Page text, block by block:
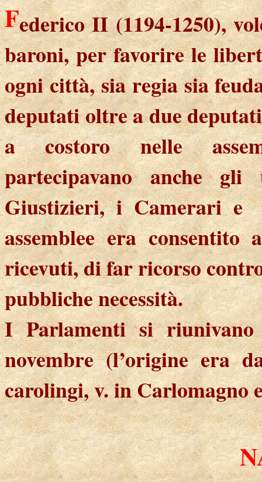
Federico II (1194-1250),
baroni, per favorire le
ogni città, sia regia sia
deputati oltre a due
a costoro nelle
partecipavano anche
Giustizieri, i Camerari e
assemblee era
ricevuti, di far ricorso
pubbliche necessità.
I Parlamenti si
novembre (l’origine era
carolingi, v. in Carlomagno